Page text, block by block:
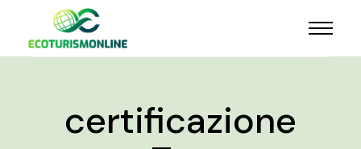
certificazione